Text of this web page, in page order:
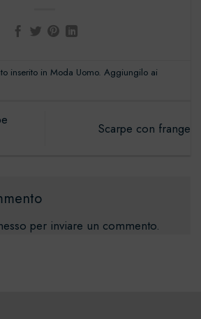
inserito inModa Uomo. Aggiungilo ai
Scarpe con frange
per inviare un commento.